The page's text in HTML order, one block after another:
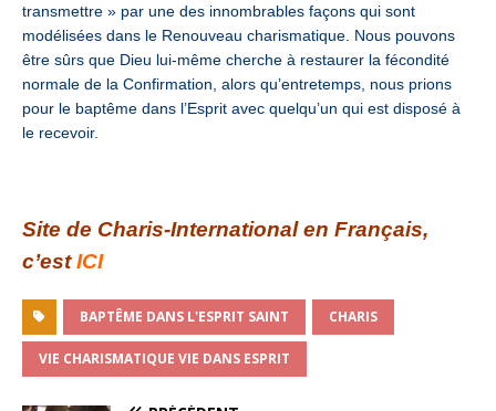
transmettre » par une des innombrables façons qui sont
modélisées dans le Renouveau charismatique. Nous pouvons
être sûrs que Dieu lui-même cherche à restaurer la fécondité
normale de la Confirmation, alors qu’entretemps, nous prions
pour le baptême dans l’Esprit avec quelqu’un qui est disposé à
le recevoir.
Site de Charis-International en Français,
c’estICI
BAPTÊME DANS L'ESPRIT SAINT CHARIS
VIE CHARISMATIQUE VIE DANS ESPRIT